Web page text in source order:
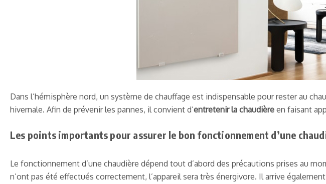
Dans l’hémisphère nord, un système de chauffage est indispensable pour rester au
hivernale. Afin de prévenir les pannes, il convient d’entretenir la chaudière en faisant
Les points importants pour assurer le bon fonctionnement d’une
Le fonctionnement d’une chaudière dépend tout d’abord des précautions prises au
n’ont pas été effectués correctement, l’appareil sera très énergivore. Il arrive